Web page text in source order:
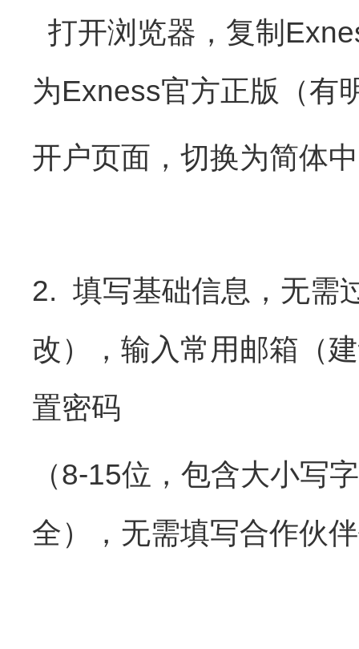
打开浏览器，复制
为Exness官方正版（有
开户页面，切换为简体
2. 填写基础信息，无需
改），输入常用邮箱（
置密码
（8-15位，包含大小写
全），无需填写合作伙